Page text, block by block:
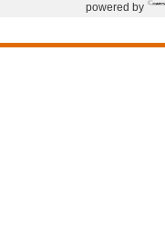
powered by